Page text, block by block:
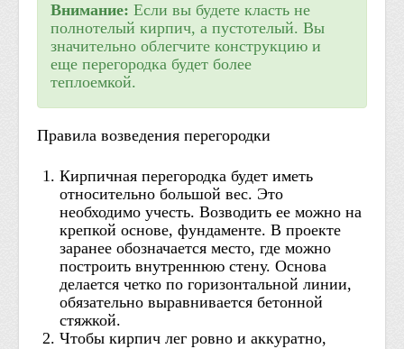
Внимание: Если вы будете класть не
полнотелый кирпич, а пустотелый. Вы
значительно облегчите конструкцию и
еще перегородка будет более
теплоемкой.
Правила возведения перегородки
Кирпичная перегородка будет иметь
относительно большой вес. Это
необходимо учесть. Возводить ее можно на
крепкой основе, фундаменте. В проекте
заранее обозначается место, где можно
построить внутреннюю стену. Основа
делается четко по горизонтальной линии,
обязательно выравнивается бетонной
стяжкой.
Чтобы кирпич лег ровно и аккуратно,